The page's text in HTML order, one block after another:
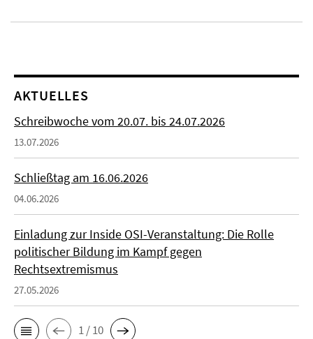
AKTUELLES
Schreibwoche vom 20.07. bis 24.07.2026
13.07.2026
Schließtag am 16.06.2026
04.06.2026
Einladung zur Inside OSI-Veranstaltung: Die Rolle
politischer Bildung im Kampf gegen
Rechtsextremismus
27.05.2026
1 / 10